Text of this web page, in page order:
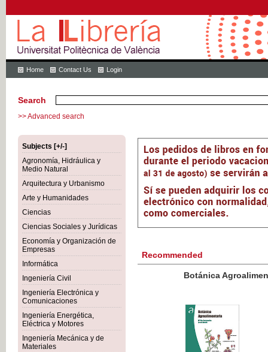
Home Contact Us Login
Search
>> Advanced search
Subjects [+/-]
Agronomía, Hidráulica y
Medio Natural
Arquitectura y Urbanismo
Arte y Humanidades
Ciencias
Ciencias Sociales y Jurídicas
Economía y Organización de
Empresas
Informática
Ingeniería Civil
Ingeniería Electrónica y
Comunicaciones
Ingeniería Energética,
Eléctrica y Motores
Ingeniería Mecánica y de
Materiales
Recommended
Botánica Agroalimentaria